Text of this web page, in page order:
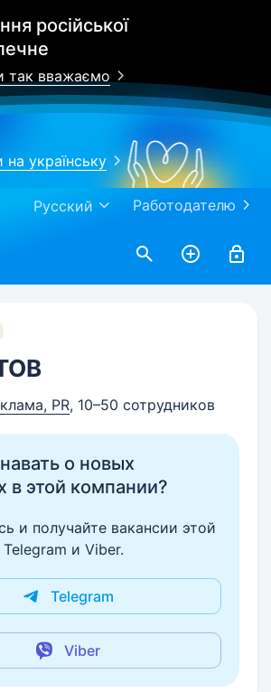
російської
так вважаємо
на українську
Работодателю
Русский
PR, 10–50 сотрудников
о новых
в этой компании?
и получайте вакансии этой
и Viber.
Telegram
Viber